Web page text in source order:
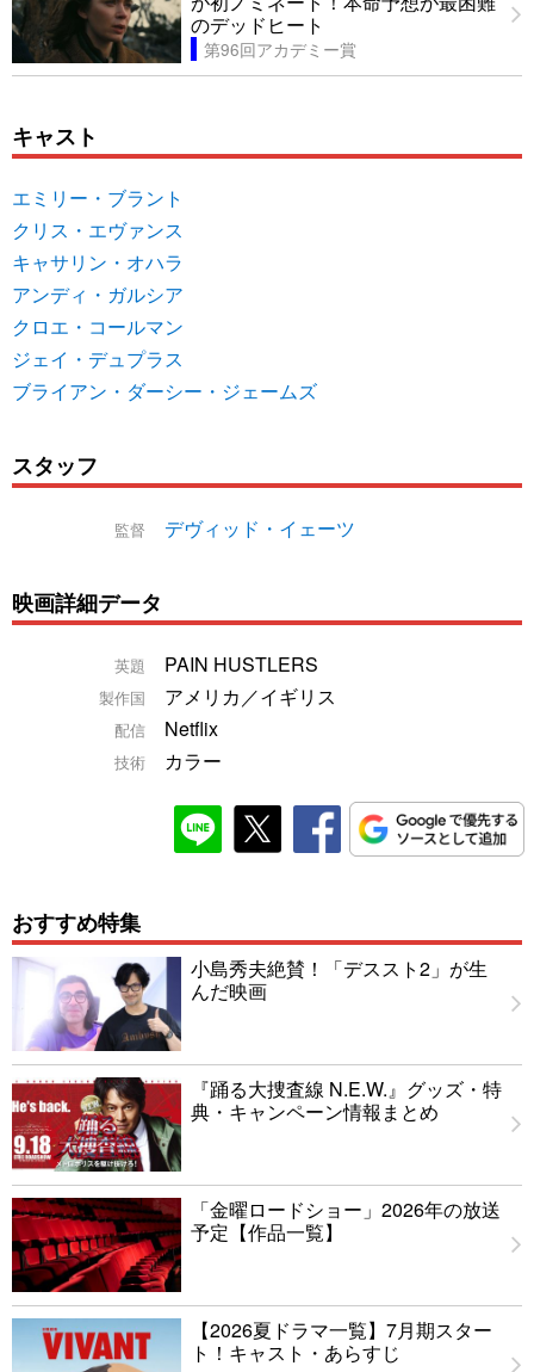
のデッドヒート
第96回アカデミー賞
キャスト
エミリー・ブラント
クリス・エヴァンス
キャサリン・オハラ
アンディ・ガルシア
クロエ・コールマン
ジェイ・デュプラス
ブライアン・ダーシー・ジェームズ
スタッフ
監督 デヴィッド・イェーツ
映画詳細データ
英題 PAIN HUSTLERS
製作国 アメリカ／イギリス
配信 Netflix
技術 カラー
おすすめ特集
小島秀夫絶賛！「デススト2」が生
んだ映画
『踊る大捜査線 N.E.W.』グッズ・特
典・キャンペーン情報まとめ
「金曜ロードショー」2026年の放送
予定【作品一覧】
【2026夏ドラマ一覧】7月期スター
ト！キャスト・あらすじ